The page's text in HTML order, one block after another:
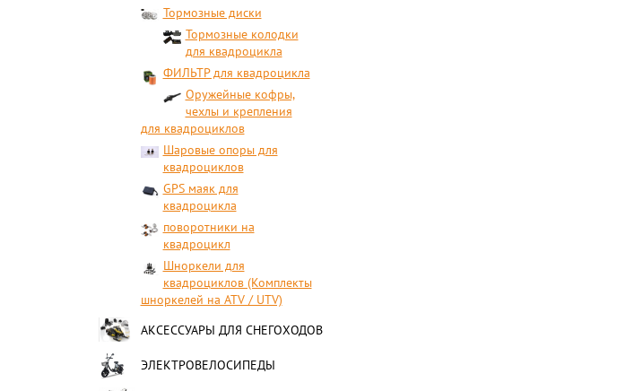
Тормозные диски
Тормозные колодки
для квадроцикла
ФИЛЬТР для квадроцикла
Оружейные кофры,
чехлы и крепления
для квадроциклов
Шаровые опоры для
квадроциклов
GPS маяк для
квадроцикла
поворотники на
квадроцикл
Шноркели для
квадроциклов (Комплекты
шноркелей на ATV / UTV)
АКСЕССУАРЫ ДЛЯ СНЕГОХОДОВ
ЭЛЕКТРОВЕЛОСИПЕДЫ